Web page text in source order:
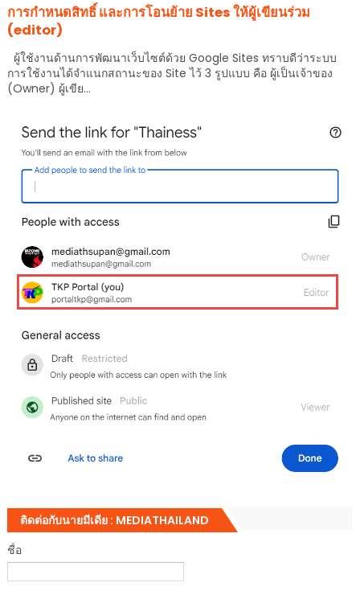
การกำหนดสิทธิ์ และการโอนย้าย Sites ให้ผู้เขียนร่วม
(editor)
ผู้ใช้งานด้านการพัฒนาเว็บไซต์ด้วย Google Sites ทราบดีว่าระบบ
การใช้งานได้จำแนกสถานะของ Site ไว้ 3 รูปแบบ คือ ผู้เป็นเจ้าของ
(Owner) ผู้เขีย...
ติดต่อกับนายมีเดีย : MEDIATHAILAND
ชื่อ